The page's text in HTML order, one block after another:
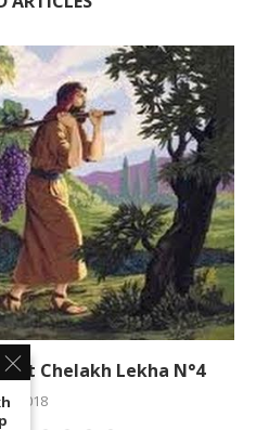
Chelakh Lekha N°4
2018